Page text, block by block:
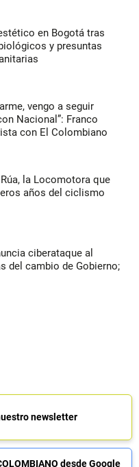
en Bogotá tras
y presuntas
vengo a seguir
Nacional”: Franco
con El Colombiano
la Locomotora que
años del ciclismo
ciberataque al
del cambio de Gobierno;
newsletter
desde Google